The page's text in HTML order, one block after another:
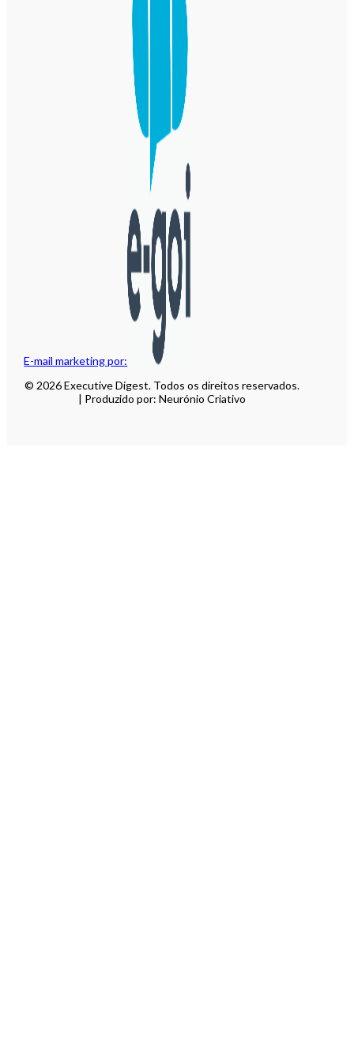
E-mail marketing por:
© 2026 Executive Digest. Todos os direitos reservados.
| Produzido por: Neurónio Criativo